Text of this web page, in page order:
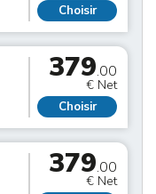
Choisir
379.00
€ Net
Choisir
379.00
€ Net